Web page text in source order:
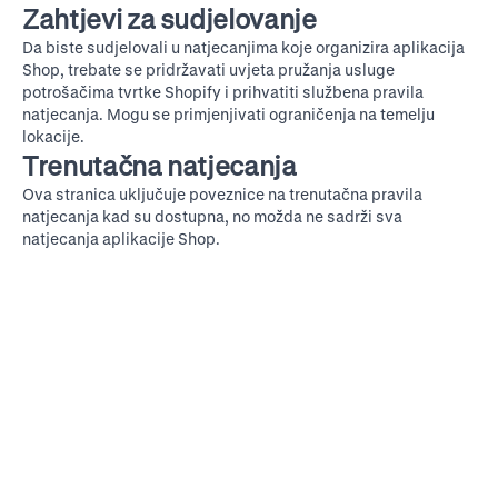
Zahtjevi za sudjelovanje
Da biste sudjelovali u natjecanjima koje organizira aplikacija
Shop, trebate se pridržavati uvjeta pružanja usluge
potrošačima tvrtke Shopify i prihvatiti službena pravila
natjecanja. Mogu se primjenjivati ograničenja na temelju
lokacije.
Trenutačna natjecanja
Ova stranica uključuje poveznice na trenutačna pravila
natjecanja kad su dostupna, no možda ne sadrži sva
natjecanja aplikacije Shop.